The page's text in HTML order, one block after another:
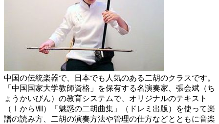
中国の伝統楽器で、日本でも人気のある二胡のクラスです。
「中国国家大学教師資格」を保有する名演奏家、張会斌（ち
ょうかいびん）の教育システムで、オリジナルのテキスト
（ⅠからⅧ）「魅惑の二胡曲集」（ドレミ出版）を使って楽
譜の読み方、二胡の演奏方法や管理の仕方などとともに音楽